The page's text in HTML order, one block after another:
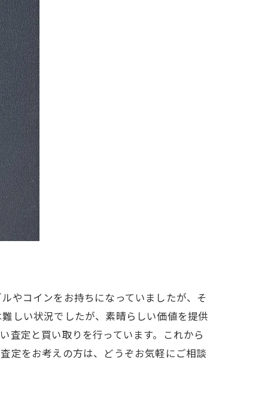
やコインをお持ちになっていましたが、そ
しい状況でしたが、素晴らしい価値を提供
査定と買い取りを行っています。これから
定をお考えの方は、どうぞお気軽にご相談